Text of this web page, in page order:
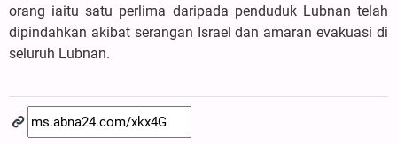
orang iaitu satu perlima daripada penduduk Lubnan telah
dipindahkan akibat serangan Israel dan amaran evakuasi di
seluruh Lubnan.